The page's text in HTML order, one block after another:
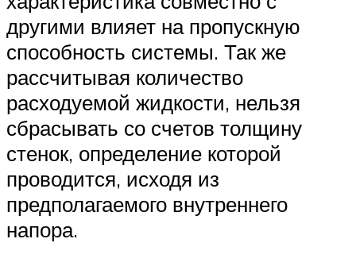
другими влияет на пропускную
способность системы. Так же
рассчитывая количество
расходуемой жидкости, нельзя
сбрасывать со счетов толщину
стенок, определение которой
проводится, исходя из
предполагаемого внутреннего
напора.